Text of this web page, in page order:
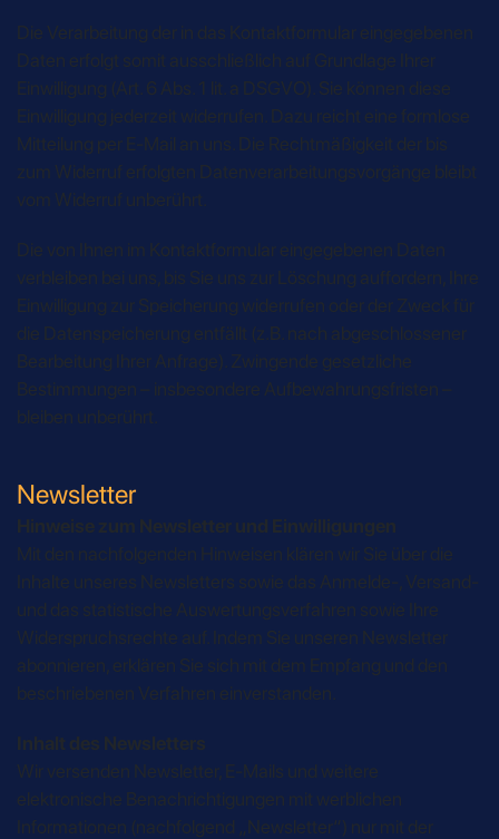
Die Verarbeitung der in das Kontaktformular eingegebenen
Daten erfolgt somit ausschließlich auf Grundlage Ihrer
Einwilligung (Art. 6 Abs. 1 lit. a DSGVO). Sie können diese
Einwilligung jederzeit widerrufen. Dazu reicht eine formlose
Mitteilung per E-Mail an uns. Die Rechtmäßigkeit der bis
zum Widerruf erfolgten Datenverarbeitungsvorgänge bleibt
vom Widerruf unberührt.
Die von Ihnen im Kontaktformular eingegebenen Daten
verbleiben bei uns, bis Sie uns zur Löschung auffordern, Ihre
Einwilligung zur Speicherung widerrufen oder der Zweck für
die Datenspeicherung entfällt (z.B. nach abgeschlossener
Bearbeitung Ihrer Anfrage). Zwingende gesetzliche
Bestimmungen – insbesondere Aufbewahrungsfristen –
bleiben unberührt.
Newsletter
Hinweise zum Newsletter und Einwilligungen
Mit den nachfolgenden Hinweisen klären wir Sie über die
Inhalte unseres Newsletters sowie das Anmelde-, Versand-
und das statistische Auswertungsverfahren sowie Ihre
Widerspruchsrechte auf. Indem Sie unseren Newsletter
abonnieren, erklären Sie sich mit dem Empfang und den
beschriebenen Verfahren einverstanden.
Inhalt des Newsletters
Wir versenden Newsletter, E-Mails und weitere
elektronische Benachrichtigungen mit werblichen
Informationen (nachfolgend „Newsletter“) nur mit der